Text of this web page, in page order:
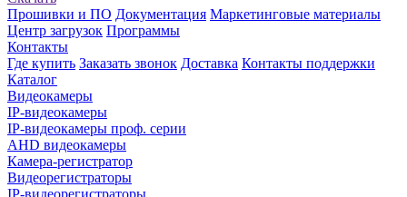
Прошивки и ПО Документация Маркетинговые материалы
Центр загрузок Программы
Контакты
Где купить Заказать звонок Доставка Контакты поддержки
Каталог
Видеокамеры
IP-видеокамеры
IP-видеокамеры проф. серии
AHD видеокамеры
Камера-регистратор
Видеорегистраторы
IP-видеорегистраторы